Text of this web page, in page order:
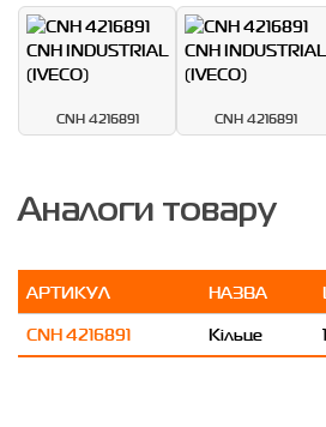
CNH 4216891 CNH 4216891
Аналоги товару
АРТИКУЛ НАЗВА
CNH 4216891
Кільце